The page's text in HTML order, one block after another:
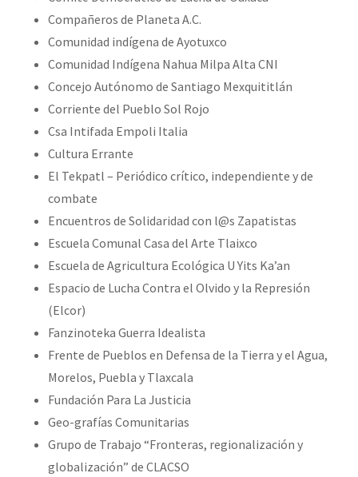
Compañeros de Planeta A.C.
Comunidad indígena de Ayotuxco
Comunidad Indígena Nahua Milpa Alta CNI
Concejo Autónomo de Santiago Mexquititlán
Corriente del Pueblo Sol Rojo
Csa Intifada Empoli Italia
Cultura Errante
El Tekpatl – Periódico crítico, independiente y de
combate
Encuentros de Solidaridad con l@s Zapatistas
Escuela Comunal Casa del Arte Tlaixco
Escuela de Agricultura Ecológica U Yits Ka’an
Espacio de Lucha Contra el Olvido y la Represión
(Elcor)
Fanzinoteka Guerra Idealista
Frente de Pueblos en Defensa de la Tierra y el Agua,
Morelos, Puebla y Tlaxcala
Fundación Para La Justicia
Geo-grafías Comunitarias
Grupo de Trabajo “Fronteras, regionalización y
globalización” de CLACSO